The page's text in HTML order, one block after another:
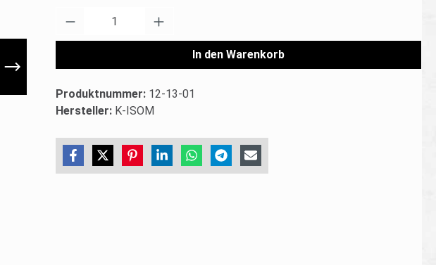
Produkt Anzahl: Gib den gewünschten Wert ein
In den Warenkorb
Produktnummer: 12-13-01
Hersteller: K-ISOM